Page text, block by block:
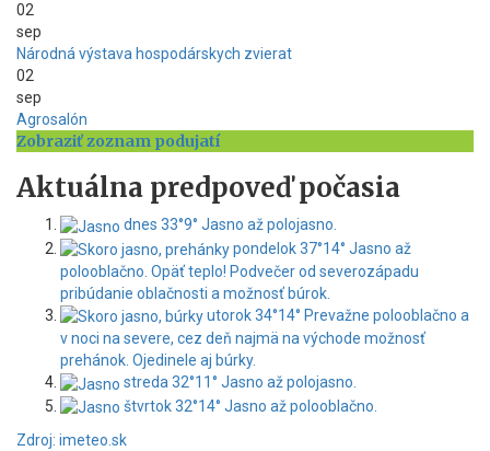
02
sep
Národná výstava hospodárskych zvierat
02
sep
Agrosalón
Zobraziť zoznam podujatí
Aktuálna predpoveď počasia
dnes 33°9° Jasno až polojasno.
pondelok37°14° Jasno až
polooblačno. Opäť teplo! Podvečer od severozápadu
pribúdanie oblačnosti a možnosť búrok.
utorok34°14° Prevažne polooblačno a
v noci na severe, cez deň najmä na východe možnosť
prehánok. Ojedinele aj búrky.
streda32°11° Jasno až polojasno.
štvrtok32°14° Jasno až polooblačno.
Zdroj: imeteo.sk